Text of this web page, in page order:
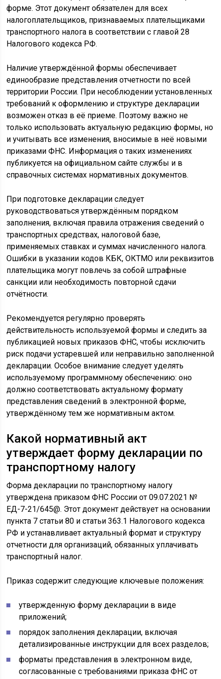
форме. Этот документ обязателен для всех
налогоплательщиков, признаваемых плательщиками
транспортного налога в соответствии с главой 28
Налогового кодекса РФ.
Наличие утверждённой формы обеспечивает
единообразие представления отчетности по всей
территории России. При несоблюдении установленных
требований к оформлению и структуре декларации
возможен отказ в её приеме. Поэтому важно не
только использовать актуальную редакцию формы, но
и учитывать все изменения, вносимые в неё новыми
приказами ФНС. Информация о таких изменениях
публикуется на официальном сайте службы и в
справочных системах нормативных документов.
При подготовке декларации следует
руководствоваться утверждённым порядком
заполнения, включая правила отражения сведений о
транспортных средствах, налоговой базе,
применяемых ставках и суммах начисленного налога.
Ошибки в указании кодов КБК, ОКТМО или реквизитов
плательщика могут повлечь за собой штрафные
санкции или необходимость повторной сдачи
отчётности.
Рекомендуется регулярно проверять
действительность используемой формы и следить за
публикацией новых приказов ФНС, чтобы исключить
риск подачи устаревшей или неправильно заполненной
декларации. Особое внимание следует уделять
используемому программному обеспечению: оно
должно соответствовать актуальному формату
представления сведений в электронной форме,
утверждённому тем же нормативным актом.
Какой нормативный акт
утверждает форму декларации по
транспортному налогу
Форма декларации по транспортному налогу
утверждена приказом ФНС России от 09.07.2021 №
ЕД-7-21/645@. Этот документ действует на основании
пункта 7 статьи 80 и статьи 363.1 Налогового кодекса
РФ и устанавливает актуальный формат и структуру
отчетности для организаций, обязанных уплачивать
транспортный налог.
Приказ содержит следующие ключевые положения:
утвержденную форму декларации в виде
приложений;
порядок заполнения декларации, включая
детализированные инструкции для всех разделов;
форматы представления в электронном виде,
согласованные с требованиями приказа ФНС от